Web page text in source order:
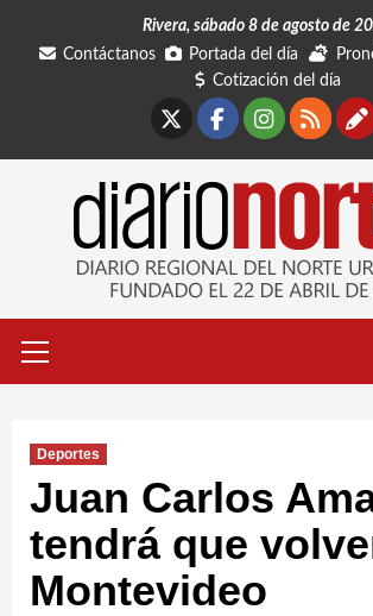
Rivera, sábado 8 de agosto de
Contáctanos
Portada del día
Cotización del día
Facebook
RSS
primario
Deportes
Juan Carlos
tendrá que
Montevideo